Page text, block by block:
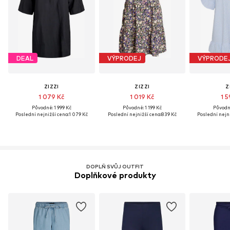
DEAL
ZIZZI
1 079 Kč
Původně: 1 999 Kč
Poslední nejnižší cena:1 079 Kč
VÝPRODEJ
ZIZZI
1 019 Kč
Původně: 1 199 Kč
Poslední nejnižší cena:839 Kč
1
Poslední
DOPLŇ SVŮJ OUTFIT
Doplňkové produkty